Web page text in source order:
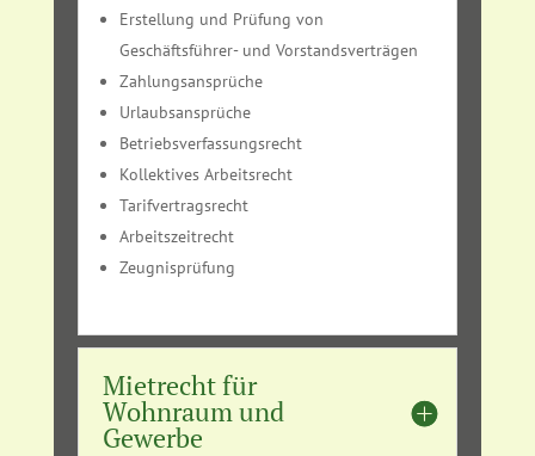
Erstellung und Prüfung von
Geschäftsführer- und Vorstandsverträgen
Zahlungsansprüche
Urlaubsansprüche
Betriebsverfassungsrecht
Kollektives Arbeitsrecht
Tarifvertragsrecht
Arbeitszeitrecht
Zeugnisprüfung
Mietrecht für
Wohnraum und
Gewerbe